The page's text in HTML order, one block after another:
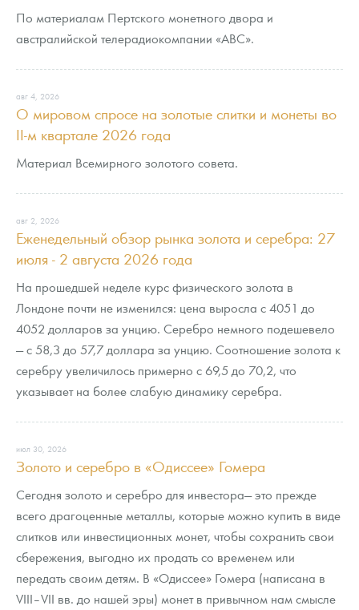
Золотая карманная галерея
Монеты и жетоны из недрагоценных металлов
Книги по нумизматике
По материалам Пертского монетного двора и
австралийской телерадиокомпании «ABC».
авг 4, 2026
О мировом спросе на золотые слитки и монеты во
II-м квартале 2026 года
Материал Всемирного золотого совета.
авг 2, 2026
Еженедельный обзор рынка золота и серебра: 27
июля - 2 августа 2026 года
На прошедшей неделе курс физического золота в
Лондоне почти не изменился: цена выросла с 4051 до
4052 долларов за унцию. Серебро немного подешевело
— с 58,3 до 57,7 доллара за унцию. Соотношение золота к
серебру увеличилось примерно с 69,5 до 70,2, что
указывает на более слабую динамику серебра.
июл 30, 2026
Золото и серебро в «Одиссее» Гомера
Сегодня золото и серебро для инвестора— это прежде
всего драгоценные металлы, которые можно купить в виде
слитков или инвестиционных монет, чтобы сохранить свои
сбережения, выгодно их продать со временем или
передать своим детям. В «Одиссее» Гомера (написана в
VIII–VII вв. до нашей эры) монет в привычном нам смысле